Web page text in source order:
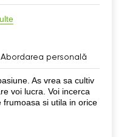
Abordarea personală
As vrea sa cultiv
voi lucra. Voi incerca
frumoasa si utila in orice